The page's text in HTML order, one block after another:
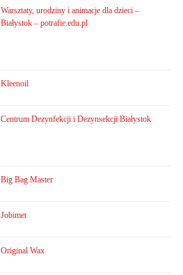
Warsztaty, urodziny i animacje dla dzieci –
Białystok – potrafie.edu.pl
Kleenoil
Centrum Dezynfekcji i Dezynsekcji Białystok
Big Bag Master
Jobimet
Original Wax